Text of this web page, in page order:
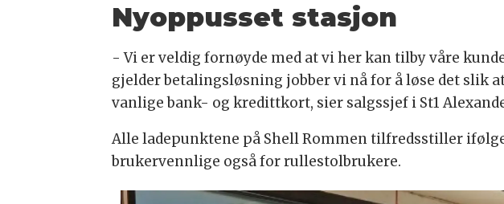
Nyoppusset stasjon
- Vi er veldig fornøyde med at vi her kan tilby våre
gjelder betalingsløsning jobber vi nå for å løse det slik
vanlige bank- og kredittkort, sier salgssjef i St1
Alle ladepunktene på Shell Rommen tilfredsstiller
brukervennlige også for rullestolbrukere.